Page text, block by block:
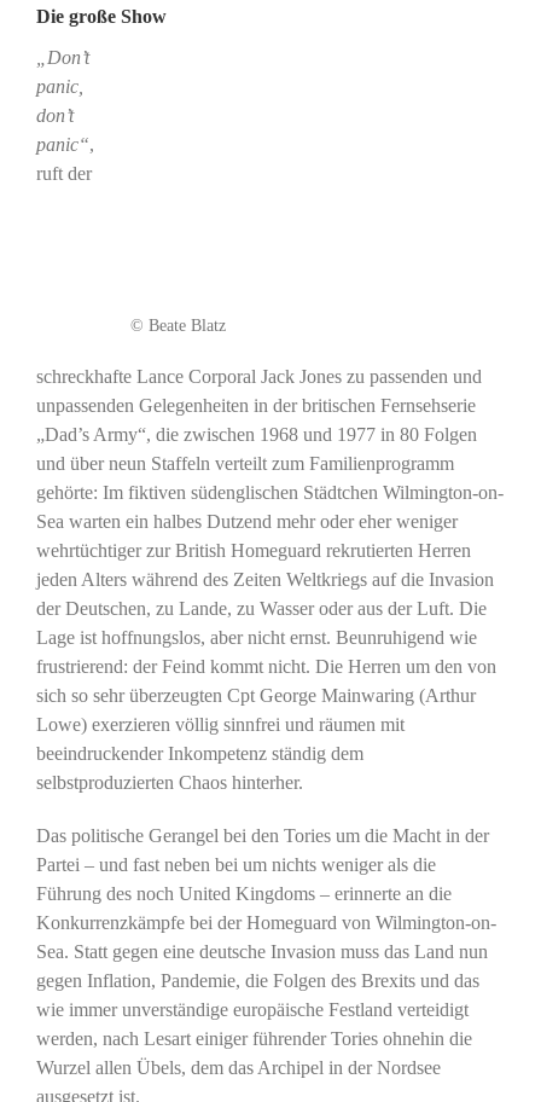
Die große Show
© Beate Blatz
„Don’t
panic,
don’t
panic“,
ruft der
schreckhafte Lance Corporal Jack Jones zu passenden und
unpassenden Gelegenheiten in der britischen Fernsehserie
„Dad’s Army“, die zwischen 1968 und 1977 in 80 Folgen
und über neun Staffeln verteilt zum Familienprogramm
gehörte: Im fiktiven südenglischen Städtchen Wilmington-on-
Sea warten ein halbes Dutzend mehr oder eher weniger
wehrtüchtiger zur British Homeguard rekrutierten Herren
jeden Alters während des Zeiten Weltkriegs auf die Invasion
der Deutschen, zu Lande, zu Wasser oder aus der Luft. Die
Lage ist hoffnungslos, aber nicht ernst. Beunruhigend wie
frustrierend: der Feind kommt nicht. Die Herren um den von
sich so sehr überzeugten Cpt George Mainwaring (Arthur
Lowe) exerzieren völlig sinnfrei und räumen mit
beeindruckender Inkompetenz ständig dem
selbstproduzierten Chaos hinterher.
Das politische Gerangel bei den Tories um die Macht in der
Partei – und fast neben bei um nichts weniger als die
Führung des noch United Kingdoms – erinnerte an die
Konkurrenzkämpfe bei der Homeguard von Wilmington-on-
Sea. Statt gegen eine deutsche Invasion muss das Land nun
gegen Inflation, Pandemie, die Folgen des Brexits und das
wie immer unverständige europäische Festland verteidigt
werden, nach Lesart einiger führender Tories ohnehin die
Wurzel allen Übels, dem das Archipel in der Nordsee
ausgesetzt ist.